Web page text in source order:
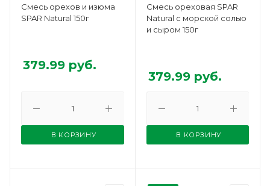
Смесь орехов и изюма
SPAR Natural 150г
379.99 руб.
В КОРЗИНУ
Смесь ореховая SPAR
Natural с морской солью
и сыром 150г
379.99руб.
В КОРЗИНУ